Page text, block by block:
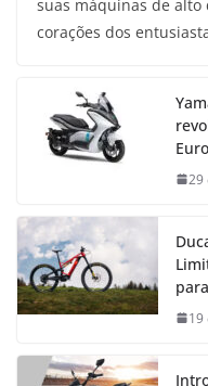
suas máquinas de alto
corações dos
29
19